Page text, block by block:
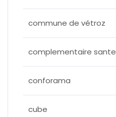
commune de vétroz
complementaire sante
conforama
cube